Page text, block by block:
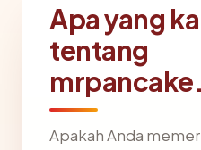
Apa yang
tentang
Apakah Anda